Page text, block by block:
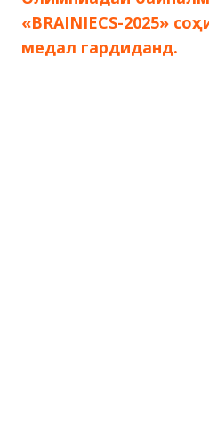
по
записям
«BRAINIECS-2025»
медал гардиданд.